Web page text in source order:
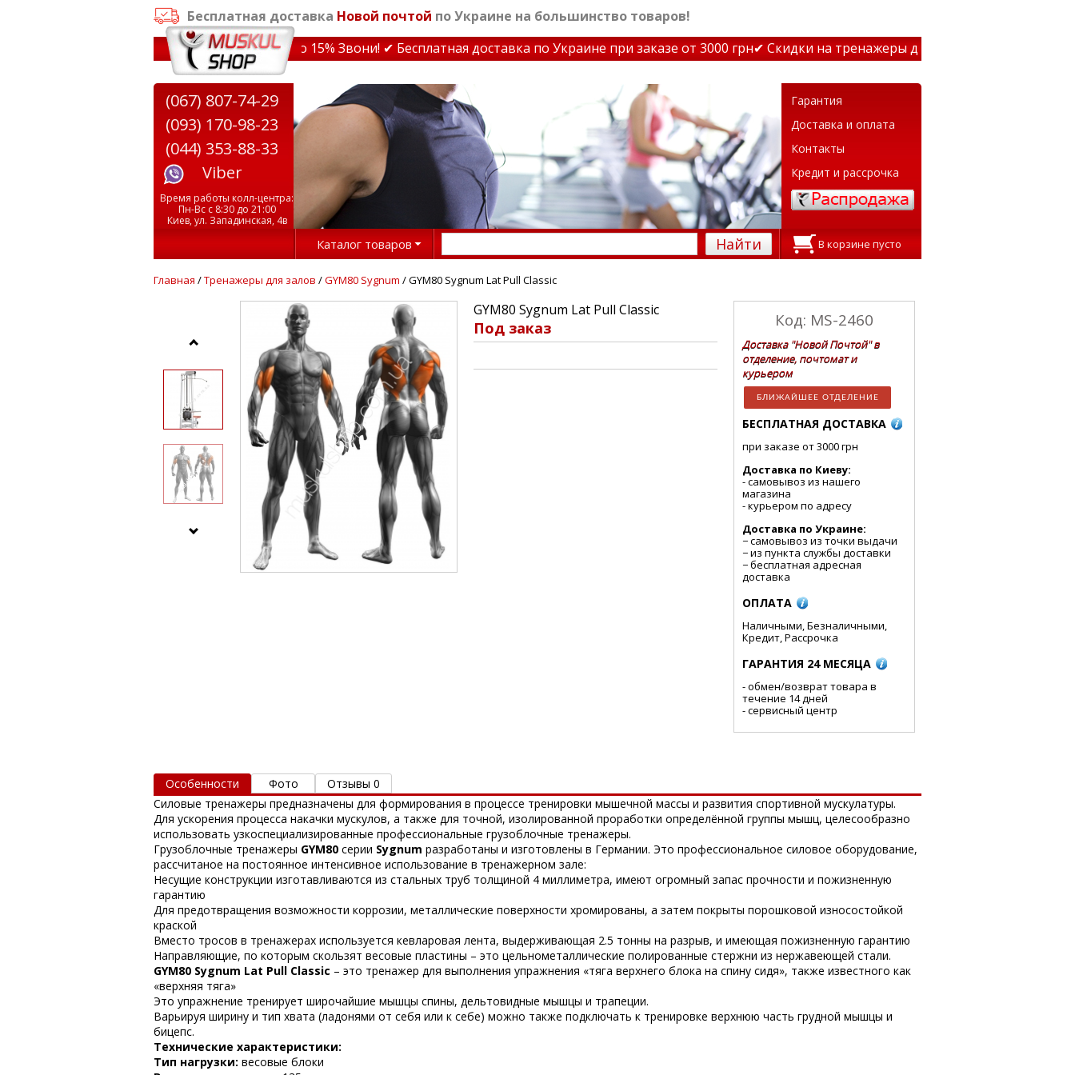
Бесплатная доставка Новой почтой по Украине на большинство товаров!
✔ Скидки на тренажеры до 15% Звони! ✔ Бесплатная доставка по Украине при заказе от 3000 грн ✔ Скидки на тренажеры до 15% Звони! ✔ Бесплатная
Гарантия
Доставка и оплата
Контакты
Кредит и рассрочка
(067) 807-74-29
(093) 170-98-23
(044) 353-88-33
Viber
Время работы колл-центра:
Пн-Вс с 8:30 до 21:00
Киев, ул. Западинская, 4в
Каталог товаров Найти В корзине пусто
Главная /Тренажеры для залов /GYM80 Sygnum / GYM80 Sygnum Lat Pull Classic
GYM80 Sygnum Lat Pull Classic
Под заказ Код: MS-2460
Доставка "Новой Почтой" в
отделение, почтомат и
курьером
БЛИЖАЙШЕЕ ОТДЕЛЕНИЕ
БЕСПЛАТНАЯ ДОСТАВКА
при заказе от 3000 грн
Доставка по Киеву:
- cамовывоз из нашего
магазина
- курьером по адресу
Доставка по Украине:
− самовывоз из точки выдачи
− из пункта службы доставки
− бесплатная адресная
доставка
ОПЛАТА
Наличными, Безналичными,
Кредит, Рассрочка
ГАРАНТИЯ 24 МЕСЯЦА
- обмен/возврат товара в
течение 14 дней
- сервисный центр
Особенности Фото
Отзывы 0
Силовые тренажеры предназначены для формирования в процессе тренировки мышечной массы и развития спортивной мускулатуры.
Для ускорения процесса накачки мускулов, а также для точной, изолированной проработки определённой группы мышц, целесообразно
использовать узкоспециализированные профессиональные грузоблочные тренажеры.
Грузоблочные тренажеры GYM80 серии Sygnum разработаны и изготовлены в Германии. Это профессиональное силовое оборудование,
рассчитаное на постоянное интенсивное использование в тренажерном зале:
Несущие конструкции изготавливаются из стальных труб толщиной 4 миллиметра, имеют огромный запас прочности и пожизненную
гарантию
Для предотвращения возможности коррозии, металлические поверхности хромированы, а затем покрыты порошковой износостойкой
краской
Вместо тросов в тренажерах используется кевларовая лента, выдерживающая 2.5 тонны на разрыв, и имеющая пожизненную гарантию
Направляющие, по которым скользят весовые пластины – это цельнометаллические полированные стержни из нержавеющей стали.
GYM80 Sygnum Lat Pull Classic – это тренажер для выполнения упражнения «тяга верхнего блока на спину сидя», также известного как
«верхняя тяга»
Это упражнение тренирует широчайшие мышцы спины, дельтовидные мышцы и трапеции.
Варьируя ширину и тип хвата (ладонями от себя или к себе) можно также подключать к тренировке верхнюю часть грудной мышцы и
бицепс.
Технические характеристики:
Тип нагрузки: весовые блоки